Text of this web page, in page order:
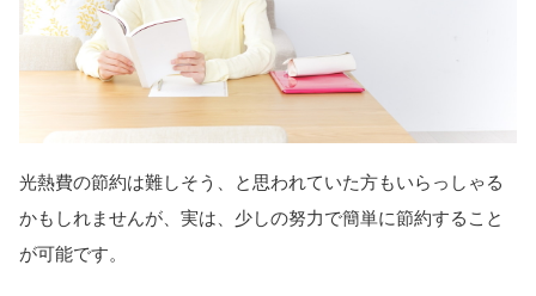
光熱費の節約は難しそう、と思われていた方もいらっしゃる
かもしれませんが、実は、少しの努力で簡単に節約すること
が可能です。